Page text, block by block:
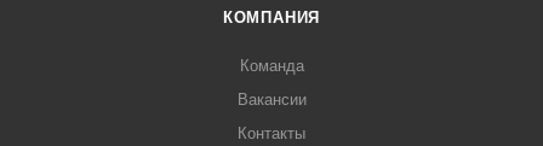
КОМПАНИЯ
Команда
Вакансии
Контакты